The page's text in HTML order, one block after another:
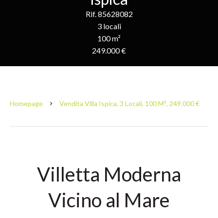
Rif. 85628082
3 locali
100 m²
249.000 €
Homepage Vendita Villa Ispica, 3 Locali, 100 M², 249.000 €
Villetta Moderna
Vicino al Mare